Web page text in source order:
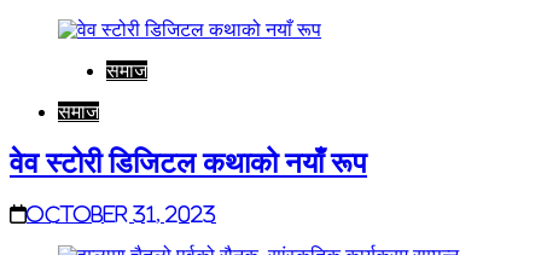
समाज
समाज
वेव स्टोरी डिजिटल कथाको नयाँ रूप
October 31, 2023